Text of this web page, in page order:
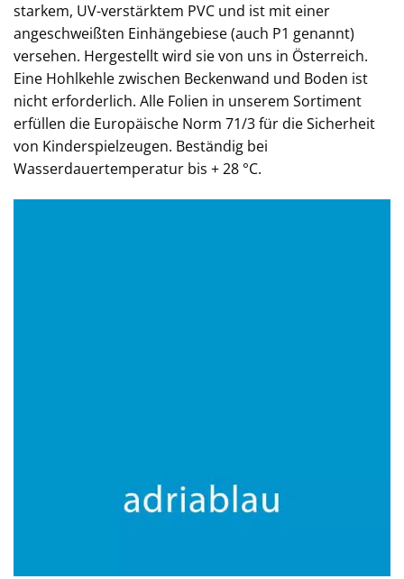
starkem, UV-verstärktem PVC und ist mit einer
angeschweißten Einhängebiese (auch P1 genannt)
versehen. Hergestellt wird sie von uns in Österreich.
Eine Hohlkehle zwischen Beckenwand und Boden ist
nicht erforderlich. Alle Folien in unserem Sortiment
erfüllen die Europäische Norm 71/3 für die Sicherheit
von Kinderspielzeugen. Beständig bei
Wasserdauertemperatur bis + 28 °C.